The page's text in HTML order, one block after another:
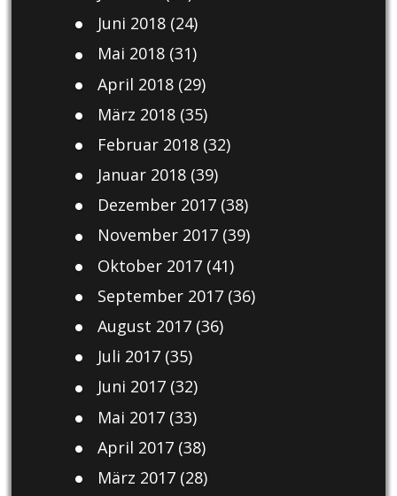
Juni 2018(24)
Mai 2018(31)
April 2018(29)
März 2018(35)
Februar 2018(32)
Januar 2018(39)
Dezember 2017(38)
November 2017(39)
Oktober 2017(41)
September 2017(36)
August 2017(36)
Juli 2017(35)
Juni 2017(32)
Mai 2017(33)
April 2017(38)
März 2017(28)